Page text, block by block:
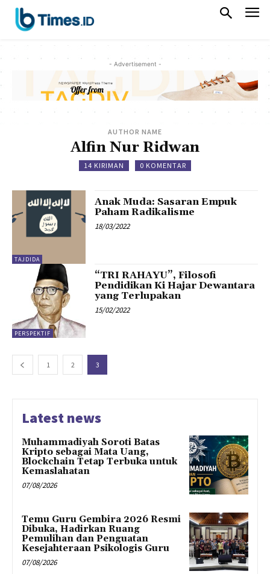
- Advertisement -
AUTHOR NAME
Alfin Nur Ridwan
14 KIRIMAN 0 KOMENTAR
TAJDIDA
Anak Muda: Sasaran Empuk
Paham Radikalisme
18/03/2022
PERSPEKTIF
“TRI RAHAYU”, Filosofi
Pendidikan Ki Hajar Dewantara
yang Terlupakan
15/02/2022
1 2 3
Latest news
Muhammadiyah Soroti Batas
Kripto sebagai Mata Uang,
Blockchain Tetap Terbuka untuk
Kemaslahatan
07/08/2026
Temu Guru Gembira 2026 Resmi
Dibuka, Hadirkan Ruang
Pemulihan dan Penguatan
Kesejahteraan Psikologis Guru
07/08/2026